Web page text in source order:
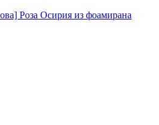
Роза Осирия из фоамирана